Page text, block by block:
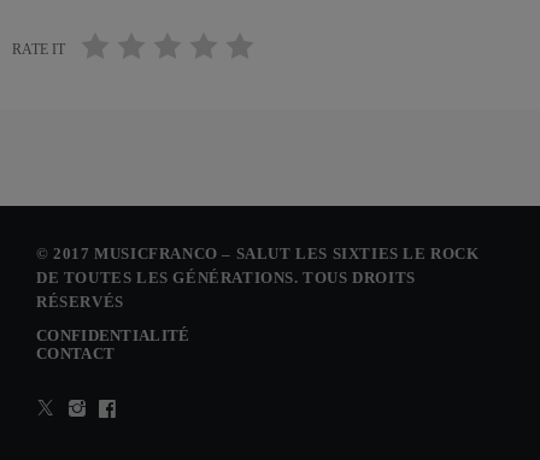
RATE IT
© 2017 MUSICFRANCO – SALUT LES SIXTIES LE ROCK
DE TOUTES LES GÉNÉRATIONS. TOUS DROITS
RÉSERVÉS
CONFIDENTIALITÉ
CONTACT